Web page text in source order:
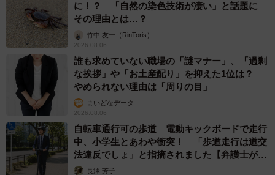
に！？ 「自然の染色技術が凄い」と話題に
その理由とは…？
竹中 友一（RinToris）
2026.08.06
誰も求めていない職場の「謎マナー」、「過剰
な挨拶」や「お土産配り」を抑えた1位は？
やめられない理由は「周りの目」
まいどなデータ
2026.08.06
自転車通行可の歩道 電動キックボードで走行
中、小学生とあわや衝突！ 「歩道走行は道交
法違反でしょ」と指摘されました【弁護士が解
説】長澤 芳子